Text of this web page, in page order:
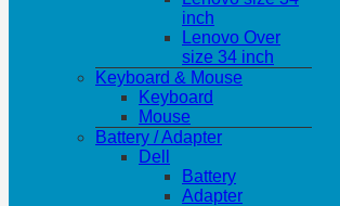
inch
Lenovo Over
size 34 inch
Keyboard & Mouse
Keyboard
Mouse
Battery / Adapter
Dell
Battery
Adapter